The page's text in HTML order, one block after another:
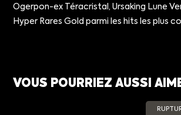
Ogerpon-ex Téracristal, Ursaking Lune
Hyper Rares Gold parmi les hits les plus
VOUS POURRIEZ AUSSI